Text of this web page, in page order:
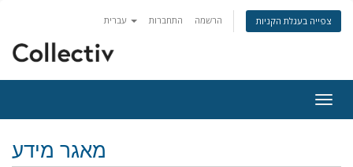
התחברות הרשמה צפייה בעגלת הקניות
ניווט
מאגר מידע